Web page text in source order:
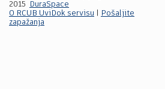
2015
DuraSpace
O RCUB UviDok servisu
Pošaljite
zapažanja